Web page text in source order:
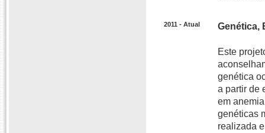
2011 - Atual Genética,
Este
genética
a partir de
em
genéticas
realizada